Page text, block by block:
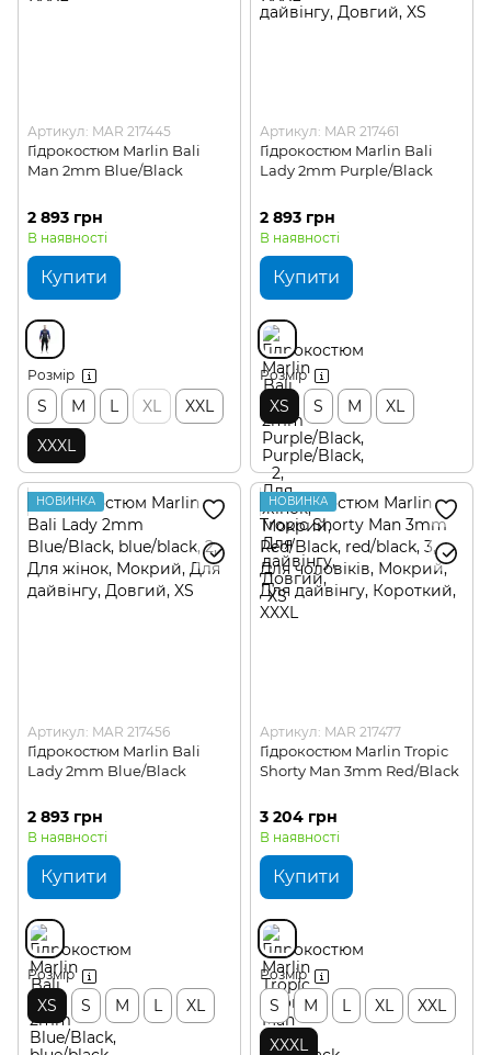
Артикул: MAR 217445
Гідрокостюм Marlin Bali
Man 2mm Blue/Black
2 893 грн
В наявності
Купити
Розмір
S M L XL
XXL
XXXL
Артикул: MAR 217461
Гідрокостюм Marlin Bali
Lady 2mm Purple/Black
2 893 грн
В наявності
Купити
Розмір
XS S M XL
НОВИНКА
Артикул: MAR 217456
Гідрокостюм Marlin Bali
Lady 2mm Blue/Black
2 893 грн
В наявності
Купити
Розмір
XS S M L XL
НОВИНКА
Артикул: MAR 217477
Гідрокостюм Marlin Tropic
Shorty Man 3mm Red/Black
3 204 грн
В наявності
Купити
Розмір
S M L XL
XXL
XXXL